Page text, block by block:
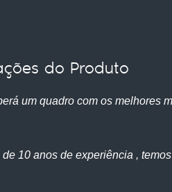
do Produto
um quadro com os melhores
10 anos de experiência ,